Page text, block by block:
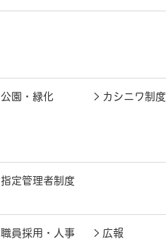
公園・緑化 カシニワ制度
指定管理者制度
職員採用・人事 広報